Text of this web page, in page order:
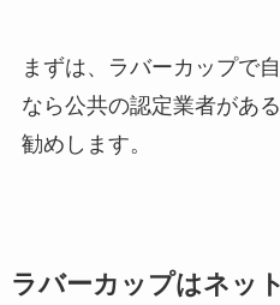
まずは、ラバーカップで
なら公共の認定業者があ
勧めします。
ラバーカップはネッ